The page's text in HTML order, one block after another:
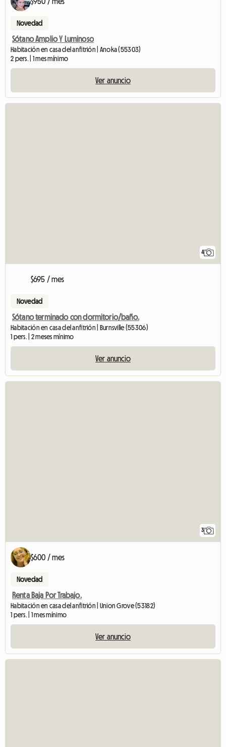
Novedad
Sótano Amplio Y Luminoso
Habitación en casa del anfitrión | Anoka (55303)
2 pers. | 1 mes mínimo
Ver anuncio
4
$695 / mes
Novedad
Sótano terminado con dormitorio/baño.
Habitación en casa del anfitrión | Burnsville (55306)
1 pers. | 2 meses mínimo
Ver anuncio
3
$600 / mes
Novedad
Renta Baja Por Trabajo.
Habitación en casa del anfitrión | Union Grove (53182)
1 pers. | 1 mes mínimo
Ver anuncio